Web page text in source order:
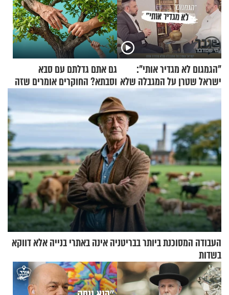
"הגמגום לא מגדיר אותי":
ישראל שטרן על המגבלה שלא
עוצרת אותו
גם אתם גדלתם עם סבא
וסבתא? החוקרים אומרים שזה
מתכון מנצח
העבודה המסוכנת ביותר בבריטניה אינה באתרי בנייה אלא דווקא
בשדות